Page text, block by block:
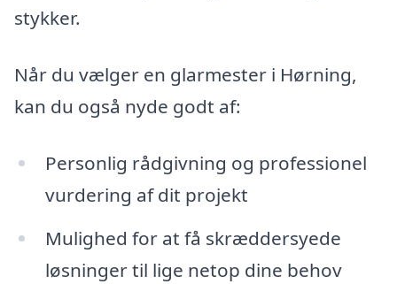
stykker.
Når du vælger en glarmester i Hørning,
kan du også nyde godt af:
Personlig rådgivning og professionel
vurdering af dit projekt
Mulighed for at få skræddersyede
løsninger til lige netop dine behov